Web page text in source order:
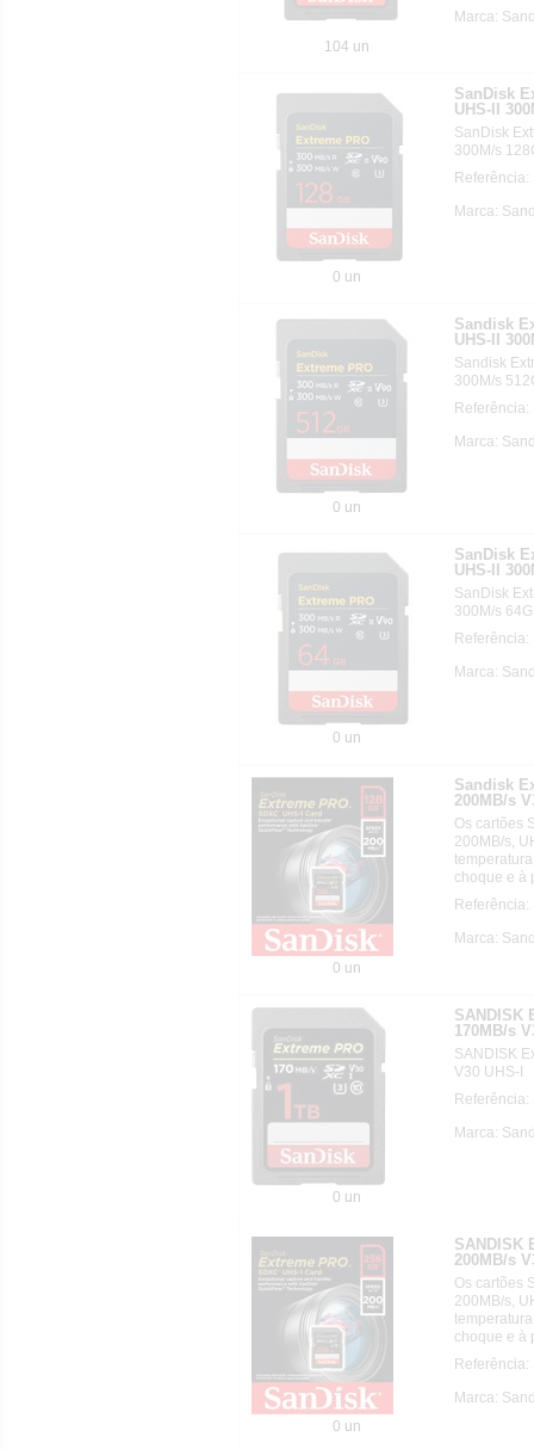
104 un
Marca:
0 un
SanDisk
UHS-II
SanDisk
300M/s
Marca:
0 un
Sandisk
UHS-II
Sandisk
300M/s
Marca:
0 un
SanDisk
UHS-II
SanDisk
300M/s
Marca:
0 un
Sandisk
200MB/s
Os cartões
200MB/s,
choque e à
Marca:
0 un
SANDISK
170MB/s
SANDISK
V30 UHS-I
Referência:
Marca:
0 un
SANDISK
200MB/s
Os cartões
200MB/s,
choque e à
Marca: